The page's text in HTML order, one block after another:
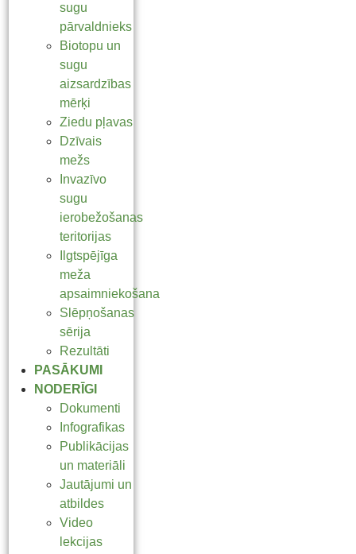
sugu
pārvaldnieks
Biotopu un
sugu
aizsardzības
mērķi
Ziedu pļavas
Dzīvais
mežs
Invazīvo
sugu
ierobežošanas
teritorijas
Ilgtspējīga
meža
apsaimniekošana
Slēpņošanas
sērija
Rezultāti
PASĀKUMI
NODERĪGI
Dokumenti
Infografikas
Publikācijas
un materiāli
Jautājumi un
atbildes
Video
lekcijas